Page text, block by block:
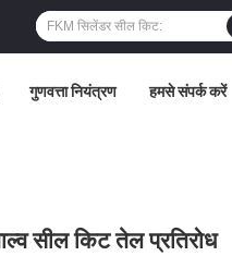
गुणवत्ता नियंत्रण हमसे संपर्क करें
सील किट तेल प्रतिरोध